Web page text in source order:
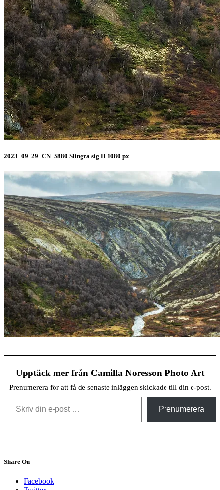
2023_09_29_CN_5880 Slingra sig H 1080 px
Upptäck mer från Camilla Noresson Photo Art
Prenumerera för att få de senaste inläggen skickade till din e-post.
Skriv din e-post …
Prenumerera
Share On
Facebook